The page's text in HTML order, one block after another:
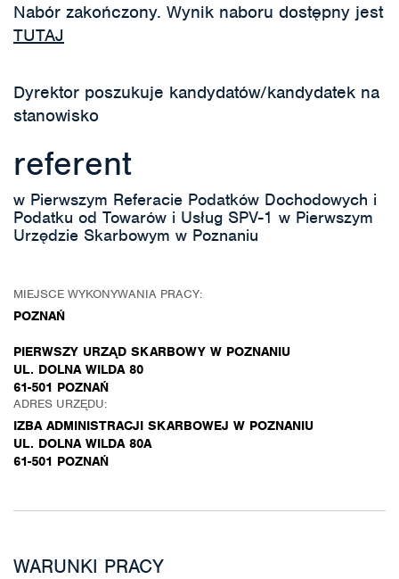
Nabór zakończony. Wynik naboru dostępny jest
TUTAJ
Dyrektor poszukuje kandydatów/kandydatek na
stanowisko
referent
w Pierwszym Referacie Podatków Dochodowych i
Podatku od Towarów i Usług SPV-1 w Pierwszym
Urzędzie Skarbowym w Poznaniu
MIEJSCE WYKONYWANIA PRACY:
POZNAŃ
PIERWSZY URZĄD SKARBOWY W POZNANIU
UL. DOLNA WILDA 80
61-501 POZNAŃ
ADRES URZĘDU:
IZBA ADMINISTRACJI SKARBOWEJ W POZNANIU
UL. DOLNA WILDA 80A
61-501 POZNAŃ
WARUNKI PRACY